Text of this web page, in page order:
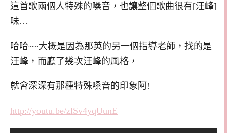
這首歌兩個人特殊的嗓音，也讓整個歌曲很有[汪峰]
味…
哈哈~~大概是因為那英的另一個指導老師，找的是
汪峰，而廳了幾次汪峰的風格，
就會深深有那種特殊嗓音的印象阿!
http://youtu.be/zlSv4yqUunE